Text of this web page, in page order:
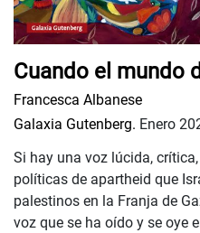
Cuando el mundo
Francesca Albanese
Galaxia Gutenberg. Enero
Si hay una voz lúcida,
políticas de apartheid que
palestinos en la Franja de
voz que se ha oído y se oye